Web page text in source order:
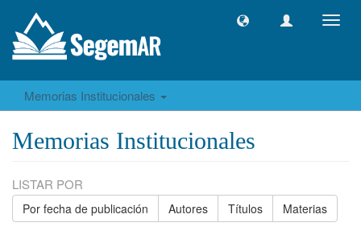
Memorias Institucionales
Memorias Institucionales
LISTAR POR
Por fecha de publicación Autores Títulos Materias